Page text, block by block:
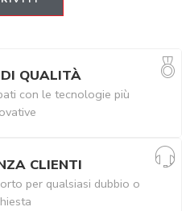
QUALITÀ
con le tecnologie più
CLIENTI
per qualsiasi dubbio o